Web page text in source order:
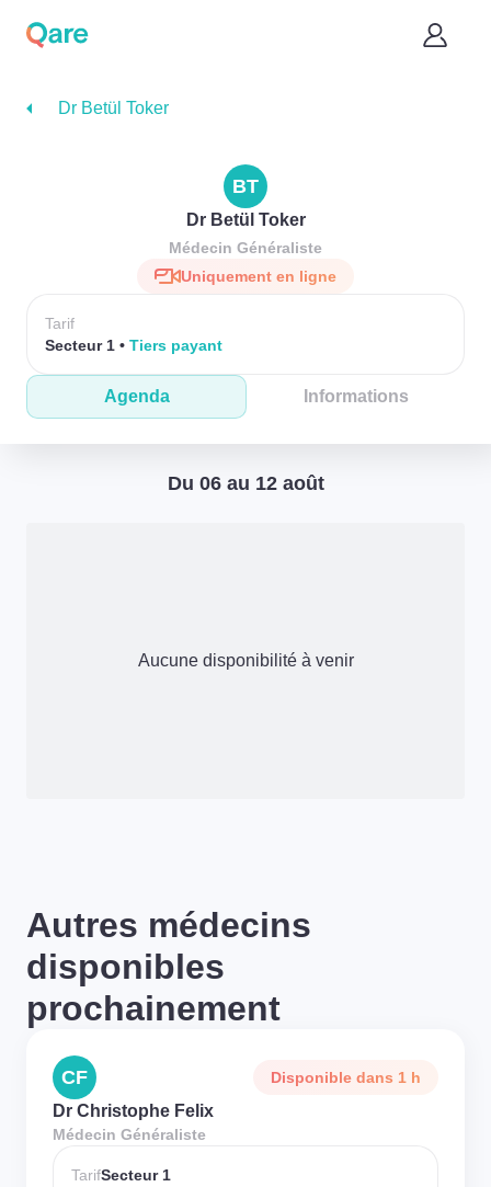
Dr Betül Toker
BT
Dr Betül Toker
Médecin Généraliste
Uniquement en ligne
Tarif
Secteur 1
Tiers payant
Agenda Informations
Du 06 au 12 août
Aucune disponibilité à venir
Autres médecins
disponibles
prochainement
CF Disponible dans 1 h
Dr Christophe Felix
Médecin Généraliste
TarifSecteur 1